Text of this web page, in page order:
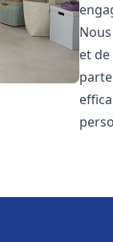
et